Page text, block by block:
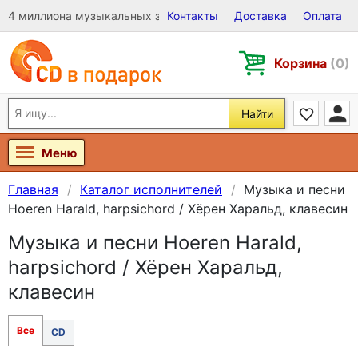
4 миллиона музыкальных записей на Виниле, CD и DVD
Контакты Доставка Оплата
Корзина (0)
Найти
Меню
Главная Каталог исполнителей
Музыка и песни
Hoeren Harald, harpsichord / Хёрен Харальд, клавесин
Музыка и песни Hoeren Harald,
harpsichord / Хёрен Харальд,
клавесин
Все CD